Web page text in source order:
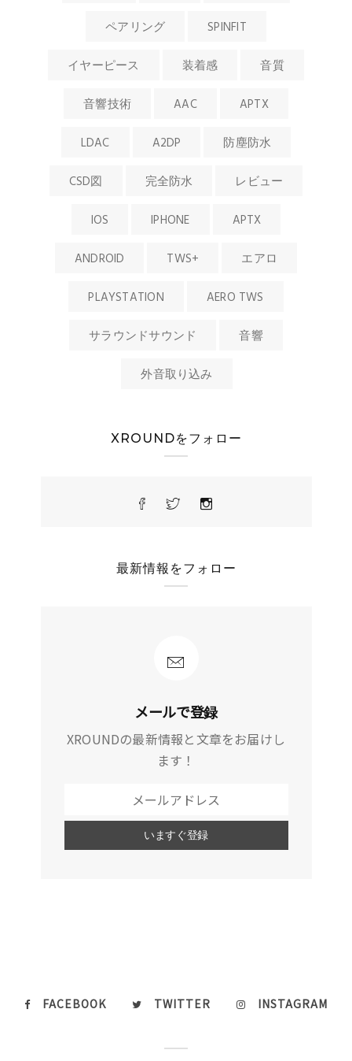
ペアリング SPINFIT
イヤーピース 装着感 音質
音響技術 AAC APTX
LDAC A2DP 防塵防水
CSD図 完全防水 レビュー
IOS IPHONE APTX
ANDROID TWS+ エアロ
PLAYSTATION AERO TWS
サラウンドサウンド 音響
外音取り込み
XROUNDをフォロー
最新情報をフォロー
メールで登録
XROUNDの最新情報と文章をお届けし
ます！
FACEBOOK TWITTER INSTAGRAM